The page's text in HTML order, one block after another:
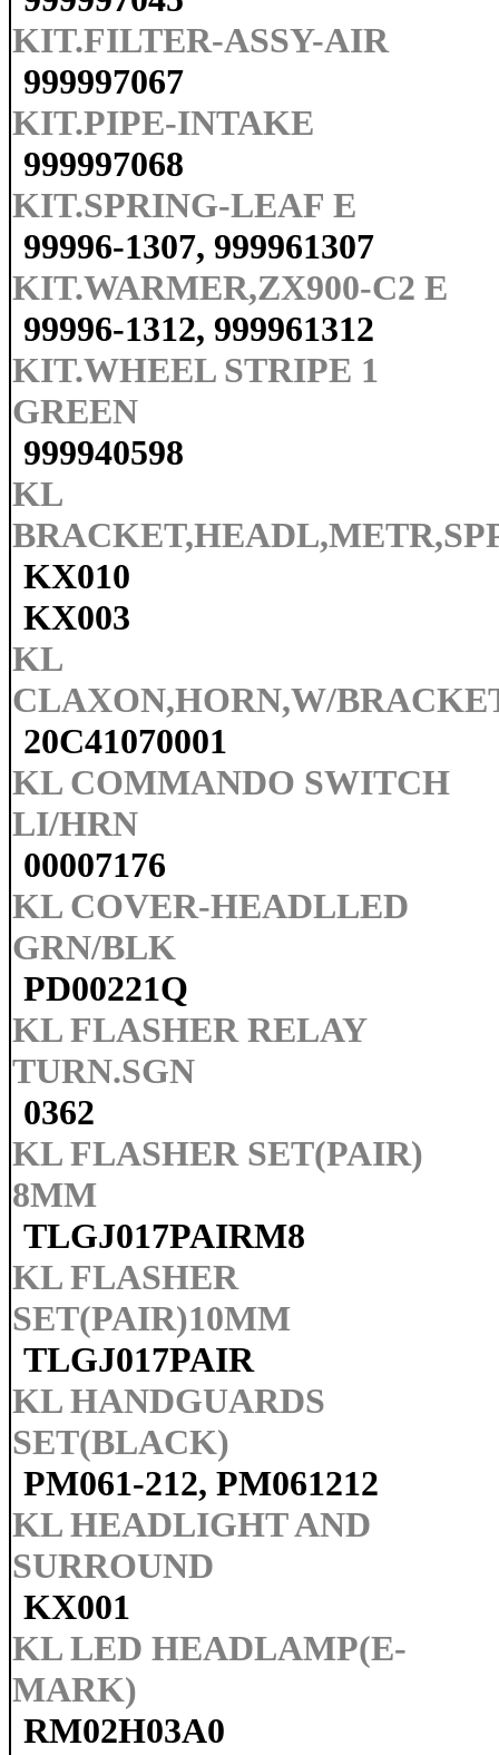
KIT.FILTER-ASSY-AIR
999997067
KIT.PIPE-INTAKE
999997068
KIT.SPRING-LEAF E
99996-1307, 999961307
KIT.WARMER,ZX900-C2 E
99996-1312, 999961312
KIT.WHEEL STRIPE 1
GREEN
999940598
KL
KX010
KX003
KL
CLAXON,HORN,W/
20C41070001
KL COMMANDO SWITCH
LI/HRN
00007176
KL COVER-HEADLLED
GRN/BLK
PD00221Q
KL FLASHER RELAY
TURN.SGN
0362
KL FLASHER SET(PAIR)
8MM
TLGJ017PAIRM8
KL FLASHER
SET(PAIR)10MM
TLGJ017PAIR
KL HANDGUARDS
SET(BLACK)
PM061-212, PM061212
KL HEADLIGHT AND
SURROUND
KX001
KL LED HEADLAMP(E-
MARK)
RM02H03A0